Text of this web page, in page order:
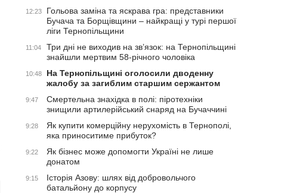
12:23
Гольова заміна та яскрава гра: представники
Бучача та Борщівщини – найкращі у турі першої
ліги Тернопільщини
11:04
Три дні не виходив на зв’язок: на Тернопільщині
знайшли мертвим 58-річного чоловіка
10:48
На Тернопільщині оголосили дводенну
жалобу за загиблим старшим сержантом
9:47
Смертельна знахідка в полі: піротехніки
знищили артилерійський снаряд на Бучаччині
9:28
Як купити комерційну нерухомість в Тернополі,
яка приноситиме прибуток?
9:22
Як бізнес може допомогти Україні не лише
донатом
9:15
Історія Азову: шлях від добровольчого
батальйону до корпусу